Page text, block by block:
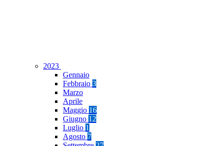
2023
Gennaio
Febbraio 3
Marzo
Aprile
Maggio 16
Giugno 12
Luglio 1
Agosto 7